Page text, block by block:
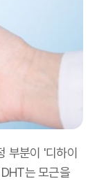
부분이 '디하이
는 모근을